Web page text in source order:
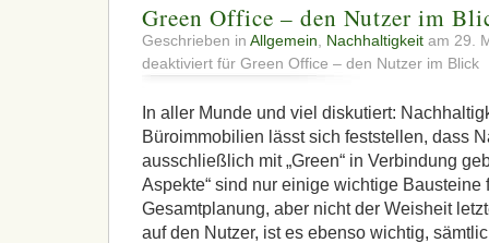
Green Office – den Nutzer im
Geschrieben in Allgemein Nachhaltigkeit am 29.
deaktiviert für Green Office – den Nutzer im Blick
In aller Munde und viel diskutiert:
Büroimmobilien lässt sich feststellen, dass
ausschließlich mit „Green“ in Verbindung
Aspekte“ sind nur einige wichtige Bausteine
Gesamtplanung, aber nicht der Weisheit
auf den Nutzer, ist es ebenso wichtig,